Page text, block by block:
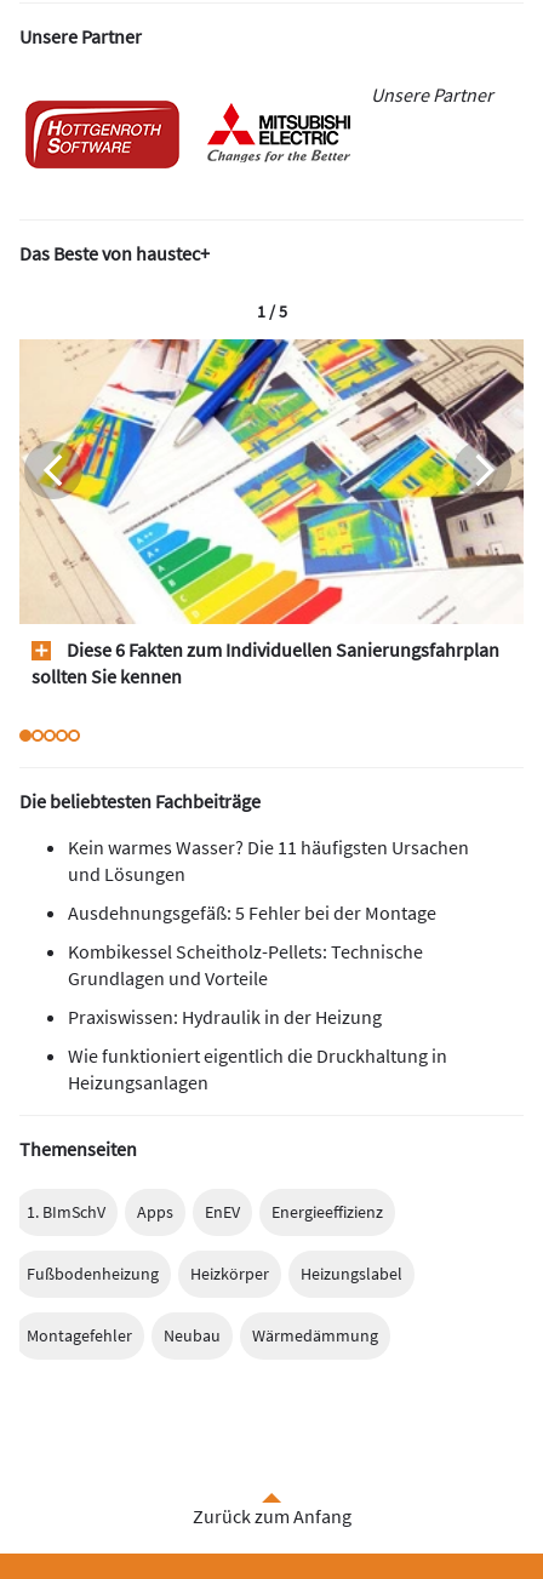
Unsere Partner
Unsere Partner
Das Beste von haustec+
Diese 6 Fakten zum Individuellen Sanierungsfahrplan
sollten Sie kennen
1 / 5
Die beliebtesten Fachbeiträge
Kein warmes Wasser? Die 11 häufigsten Ursachen
und Lösungen
Ausdehnungsgefäß: 5 Fehler bei der Montage
Kombikessel Scheitholz-Pellets: Technische
Grundlagen und Vorteile
Praxiswissen: Hydraulik in der Heizung
Wie funktioniert eigentlich die Druckhaltung in
Heizungsanlagen
Themenseiten
1. BImSchV Apps EnEV Energieeffizienz
Fußbodenheizung Heizkörper Heizungslabel
Montagefehler Neubau Wärmedämmung
Zurück zum Anfang